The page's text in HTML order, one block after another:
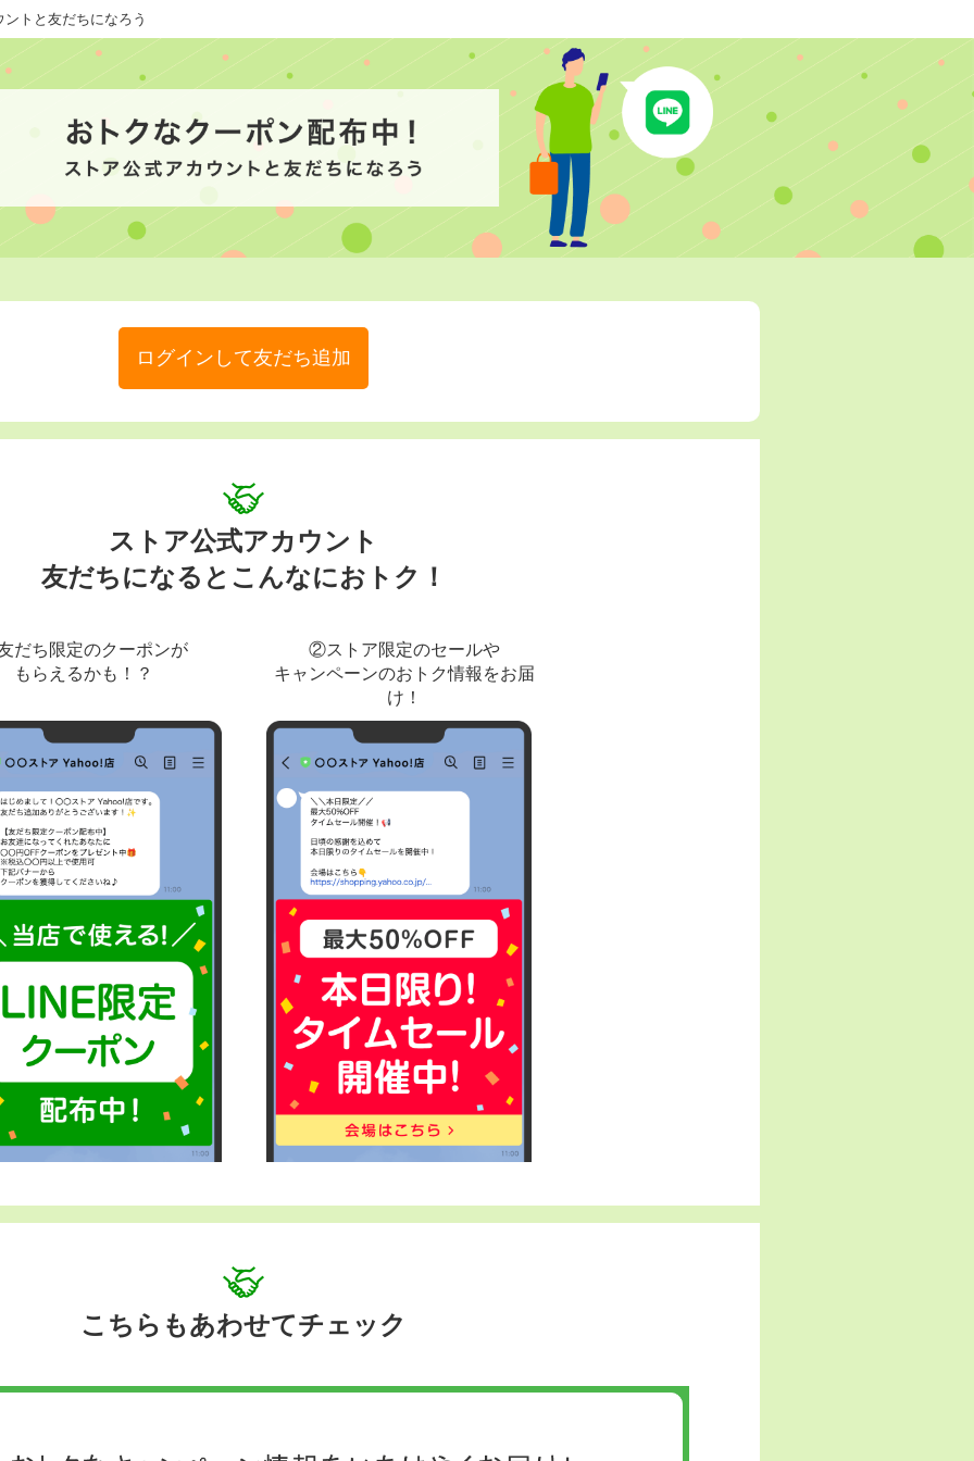
トと友だちになろう
ログインして友だち追加
ストア公式アカウント
友だちになるとこんなにおトク！
だち限定のクーポンが
もらえるかも！？
②ストア限定のセールや
キャンペーンのおトク情報をお届
け！
こちらもあわせてチェック